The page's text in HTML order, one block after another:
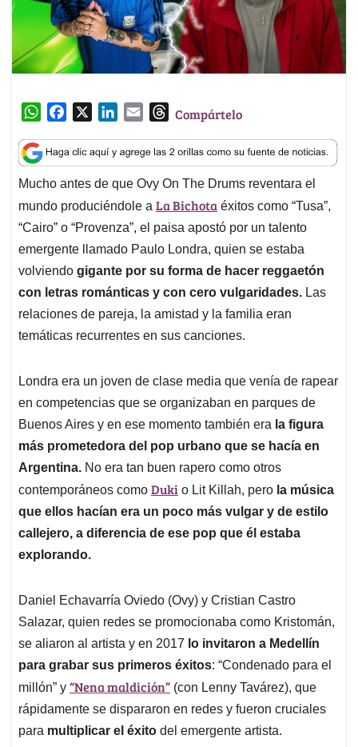
W
a
t
s
A
p
p
c
e
b
o
o
k
n
k
e
d
I
n
a
i
l
T
r
e
a
d
s
Compártelo
Mucho antes de que Ovy On The Drums reventara el
mundo produciéndole a La Bichota éxitos como “Tusa”,
“Cairo” o “Provenza”, el paisa apostó por un talento
emergente llamado Paulo Londra, quien se estaba
volviendo gigante por su forma de hacer reggaetón
con letras románticas y con cero vulgaridades. Las
relaciones de pareja, la amistad y la familia eran
temáticas recurrentes en sus canciones.
Londra era un joven de clase media que venía de rapear
en competencias que se organizaban en parques de
Buenos Aires y en ese momento también era la figura
más prometedora del pop urbano que se hacía en
Argentina. No era tan buen rapero como otros
contemporáneos como Duki o Lit Killah, pero la música
que ellos hacían era un poco más vulgar y de estilo
callejero, a diferencia de ese pop que él estaba
explorando.
Daniel Echavarría Oviedo (Ovy) y Cristian Castro
Salazar, quien redes se promocionaba como Kristomán,
se aliaron al artista y en 2017 lo invitaron a Medellín
para grabar sus primeros éxitos: “Condenado para el
millón” y “Nena maldición” (con Lenny Tavárez), que
rápidamente se dispararon en redes y fueron cruciales
para multiplicar el éxito del emergente artista.